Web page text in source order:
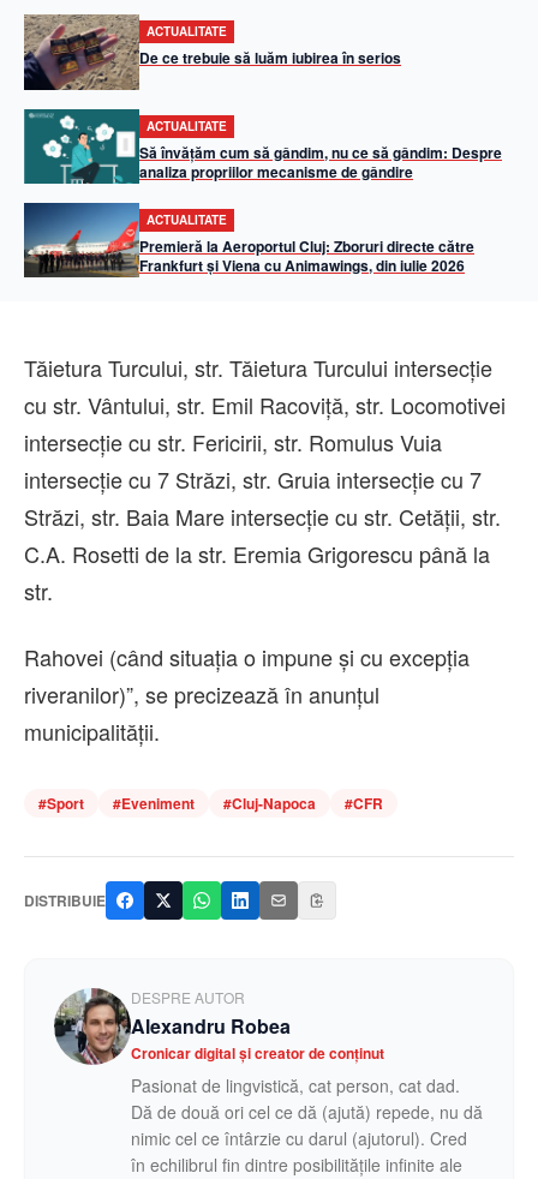
ACTUALITATE
De ce trebuie să luăm iubirea în serios
ACTUALITATE
Să învățăm cum să gândim, nu ce să gândim: Despre
analiza propriilor mecanisme de gândire
ACTUALITATE
Premieră la Aeroportul Cluj: Zboruri directe către
Frankfurt și Viena cu Animawings, din iulie 2026
Tăietura Turcului, str. Tăietura Turcului intersecţie
cu str. Vântului, str. Emil Racoviţă, str. Locomotivei
intersecţie cu str. Fericirii, str. Romulus Vuia
intersecţie cu 7 Străzi, str. Gruia intersecţie cu 7
Străzi, str. Baia Mare intersecţie cu str. Cetăţii, str.
C.A. Rosetti de la str. Eremia Grigorescu până la
str.
Rahovei (când situaţia o impune și cu excepția
riveranilor)”, se precizează în anunțul
municipalității.
#Sport #Eveniment #Cluj-Napoca #CFR
DISTRIBUIE
DESPRE AUTOR
Alexandru Robea
Cronicar digital și creator de conținut
Pasionat de lingvistică, cat person, cat dad.
Dă de două ori cel ce dă (ajută) repede, nu dă
nimic cel ce întârzie cu darul (ajutorul). Cred
în echilibrul fin dintre posibilitățile infinite ale